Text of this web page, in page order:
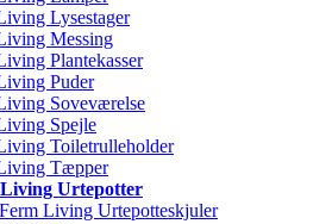
Lysestager
Messing
Plantekasser
Puder
Soveværelse
Spejle
Toiletrulleholder
Tæpper
Urtepotter
Ferm Living Urtepotteskjuler